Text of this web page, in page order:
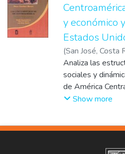
y económico
Estados
(San José, Costa
Universidad de
Mesoamerican
Munro, Dana;
Jiménez, Iván
Analiza las
sociales y
de América
Honduras,
Show more